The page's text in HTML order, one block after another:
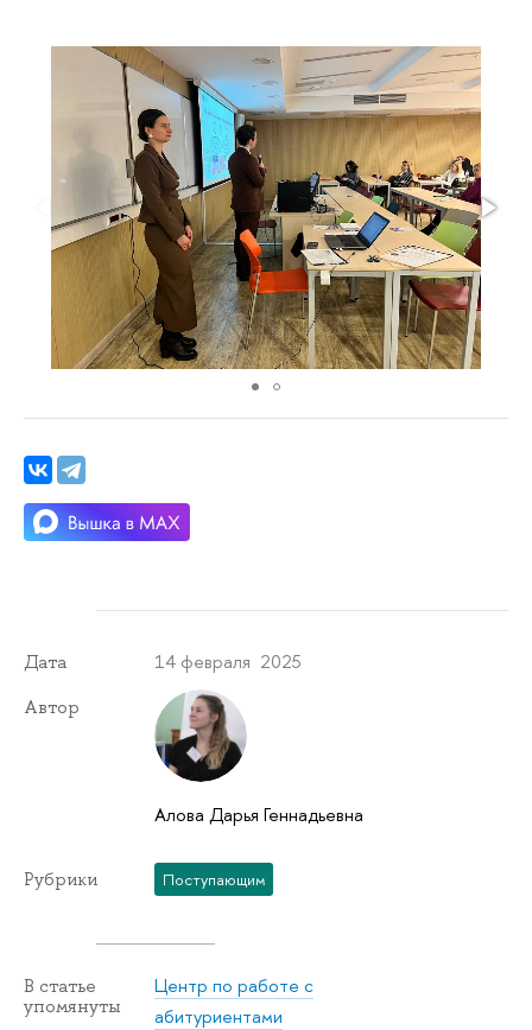
Дата 14 февраля 2025
Автор
Алова Дарья Геннадьевна
Рубрики Поступающим
В статье
упомянуты
Центр по работе с
абитуриентами